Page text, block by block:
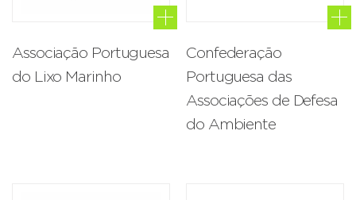
Associação Portuguesa
do Lixo Marinho
Confederação
Portuguesa das
Associações de Defesa
do Ambiente